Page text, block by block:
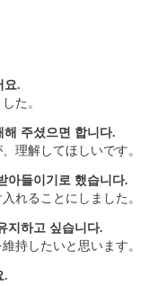
요.
た。
주셨으면 합니다.
理解してほしいです。
아들이기로 했습니다.
れることにしました。
지하고 싶습니다.
持したいと思います。
.